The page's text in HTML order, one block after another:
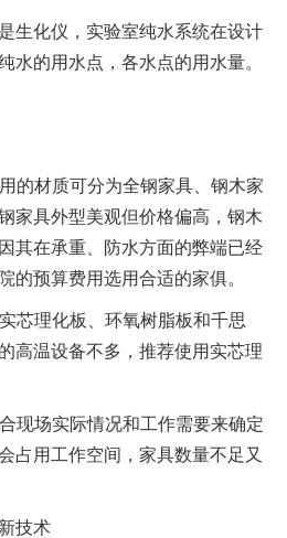
生化仪，实验室纯水系统在设计
水的用水点，各水点的用水量。
的材质可分为全钢家具、钢木家
家具外型美观但价格偏高，钢木
其在承重、防水方面的弊端已经
的预算费用选用合适的家俱。
芯理化板、环氧树脂板和千思
高温设备不多，推荐使用实芯理
现场实际情况和工作需要来确定
占用工作空间，家具数量不足又
技术